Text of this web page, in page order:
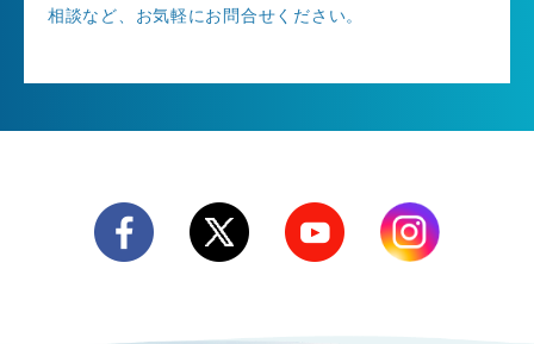
相談など、お気軽にお問合せください。